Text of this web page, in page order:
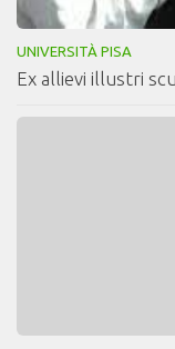
UNIVERSITÀ PISA
Ex allievi illustri